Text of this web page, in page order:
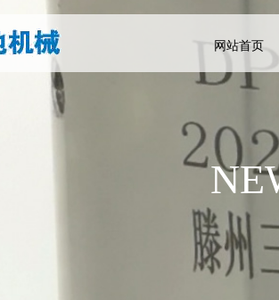
网站首页